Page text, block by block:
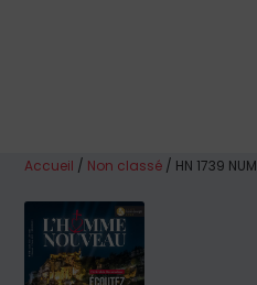
Accueil / Non classé / HN 1739 NUM